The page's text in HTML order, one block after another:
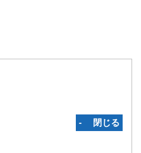
‐ 閉じる